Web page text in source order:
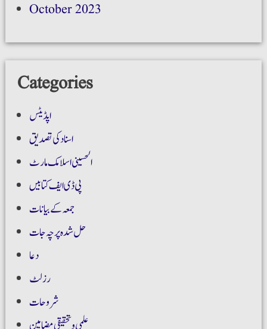
October 2023
Categories
اپڈیٹس
اسناد کی تصدیق
الحسینی اسلامک مارٹ
پی ڈی ایف کتابیں
جمعہ کے بیانات
حل شدہ پرچہ جات
دعا
رزلٹ
شروحات